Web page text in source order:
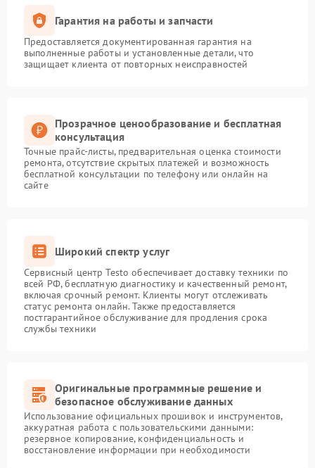
Гарантия на работы и запчасти
Предоставляется документированная гарантия на
выполненные работы и установленные детали, что
защищает клиента от повторных неисправностей
Прозрачное ценообразование и бесплатная
консультация
Точные прайс-листы, предварительная оценка стоимости
ремонта, отсутствие скрытых платежей и возможность
бесплатной консультации по телефону или онлайн на
сайте
Широкий спектр услуг
Сервисный центр Testo обеспечивает доставку техники по
всей РФ, бесплатную диагностику и качественный ремонт,
включая срочный ремонт. Клиенты могут отслеживать
статус ремонта онлайн. Также предоставляется
постгарантийное обслуживание для продления срока
службы техники
Оригинальные программные решение и
безопасное обслуживание данных
Использование официальных прошивок и инструментов,
аккуратная работа с пользовательскими данными:
резервное копирование, конфиденциальность и
восстановление информации при необходимости